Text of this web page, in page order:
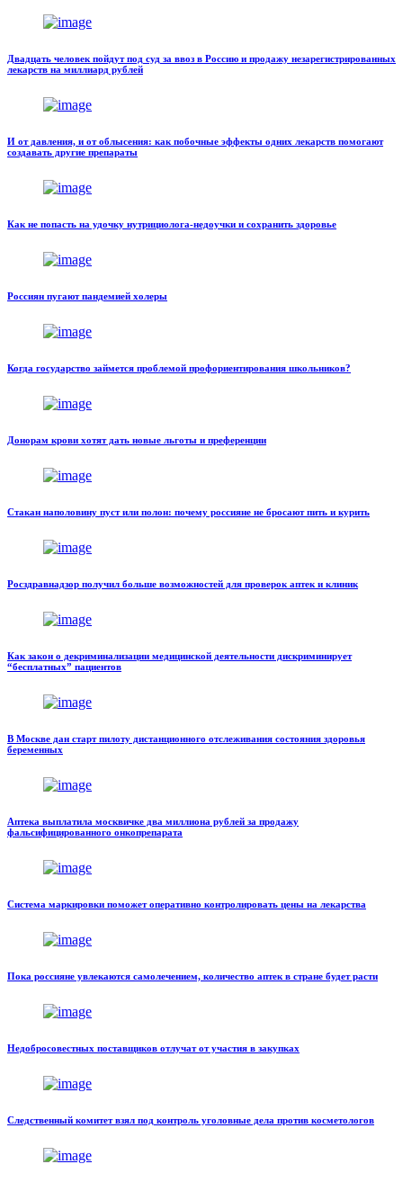
Двадцать человек пойдут под суд за ввоз в Россию и продажу незарегистрированных
лекарств на миллиард рублей
И от давления, и от облысения: как побочные эффекты одних лекарств помогают
создавать другие препараты
Как не попасть на удочку нутрициолога-недоучки и сохранить здоровье
Россиян пугают пандемией холеры
Когда государство займется проблемой профориентирования школьников?
Донорам крови хотят дать новые льготы и преференции
Стакан наполовину пуст или полон: почему россияне не бросают пить и курить
Росздравнадзор получил больше возможностей для проверок аптек и клиник
Как закон о декриминализации медицинской деятельности дискриминирует
“бесплатных” пациентов
В Москве дан старт пилоту дистанционного отслеживания состояния здоровья
беременных
Аптека выплатила москвичке два миллиона рублей за продажу
фальсифицированного онкопрепарата
Система маркировки поможет оперативно контролировать цены на лекарства
Пока россияне увлекаются самолечением, количество аптек в стране будет расти
Недобросовестных поставщиков отлучат от участия в закупках
Следственный комитет взял под контроль уголовные дела против косметологов